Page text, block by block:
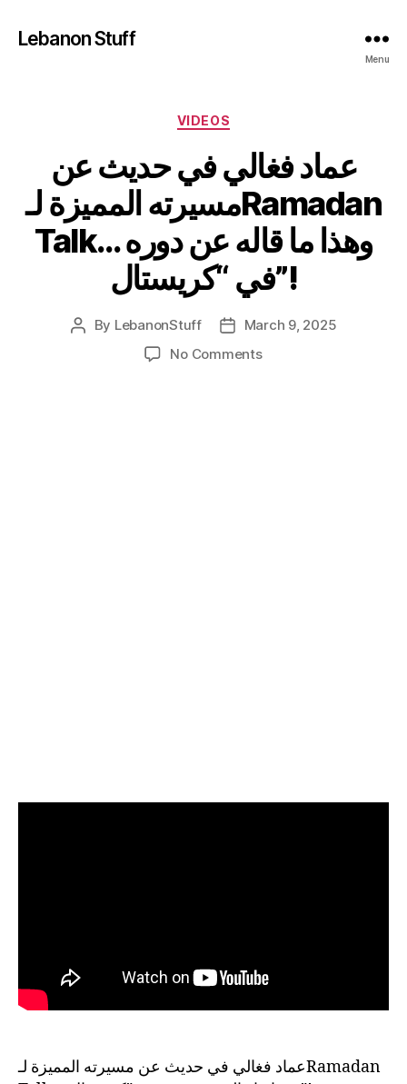
Lebanon Stuff
Menu
Categories
VIDEOS
عماد فغالي في حديث عن
مسيرته المميزة لـRamadan
Talk… وهذا ما قاله عن دوره
في “كريستال”!
Post
By LebanonStuff
PostMarch 9, 2025
No Commentson
عماد فغالي في حديث عن مسيرته المميزة لـRamadan